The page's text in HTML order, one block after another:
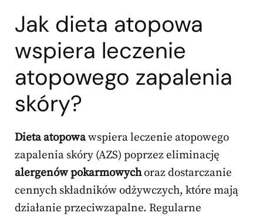
Jak dieta atopowa
wspiera leczenie
atopowego zapalenia
skóry?
Dieta atopowawspiera leczenie atopowego
zapalenia skóry (AZS) poprzez eliminację
alergenów pokarmowychoraz dostarczanie
cennych składników odżywczych, które mają
działanie przeciwzapalne. Regularne